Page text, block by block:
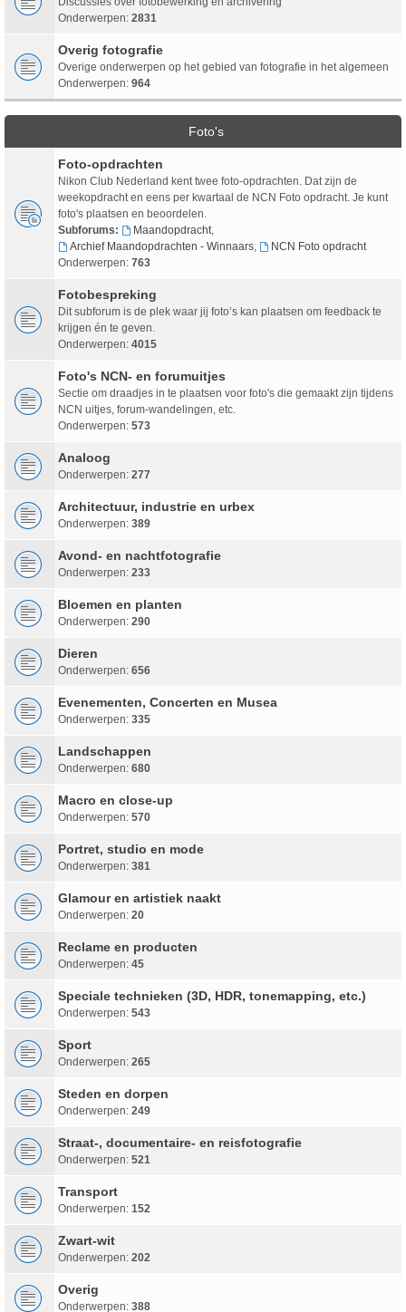
Onderwerpen: 2831
Overig fotografie
Overige onderwerpen op het gebied van fotografie in het algemeen
Onderwerpen: 964
Foto's
Foto-opdrachten
Nikon Club Nederland kent twee foto-opdrachten. Dat zijn de
weekopdracht en eens per kwartaal de NCN Foto opdracht. Je kunt
foto's plaatsen en beoordelen.
Subforums:
Maandopdracht,
Archief Maandopdrachten - Winnaars,
NCN Foto opdracht
Onderwerpen: 763
Fotobespreking
Dit subforum is de plek waar jij foto’s kan plaatsen om feedback te
krijgen én te geven.
Onderwerpen: 4015
Foto's NCN- en forumuitjes
Sectie om draadjes in te plaatsen voor foto's die gemaakt zijn tijdens
NCN uitjes, forum-wandelingen, etc.
Onderwerpen: 573
Analoog
Onderwerpen: 277
Architectuur, industrie en urbex
Onderwerpen: 389
Avond- en nachtfotografie
Onderwerpen: 233
Bloemen en planten
Onderwerpen: 290
Dieren
Onderwerpen: 656
Evenementen, Concerten en Musea
Onderwerpen: 335
Landschappen
Onderwerpen: 680
Macro en close-up
Onderwerpen: 570
Portret, studio en mode
Onderwerpen: 381
Glamour en artistiek naakt
Onderwerpen: 20
Reclame en producten
Onderwerpen: 45
Speciale technieken (3D, HDR, tonemapping, etc.)
Onderwerpen: 543
Sport
Onderwerpen: 265
Steden en dorpen
Onderwerpen: 249
Straat-, documentaire- en reisfotografie
Onderwerpen: 521
Transport
Onderwerpen: 152
Zwart-wit
Onderwerpen: 202
Overig
Onderwerpen: 388